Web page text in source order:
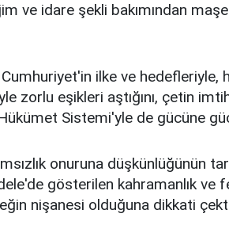
ve idare şekli bakımından
ilke ve hedefleriyle,
zorlu eşikleri aştığını, çetin
Sistemi'yle de gücüne
onuruna düşkünlüğünün
gösterilen kahramanlık ve
nişanesi olduğuna dikkati